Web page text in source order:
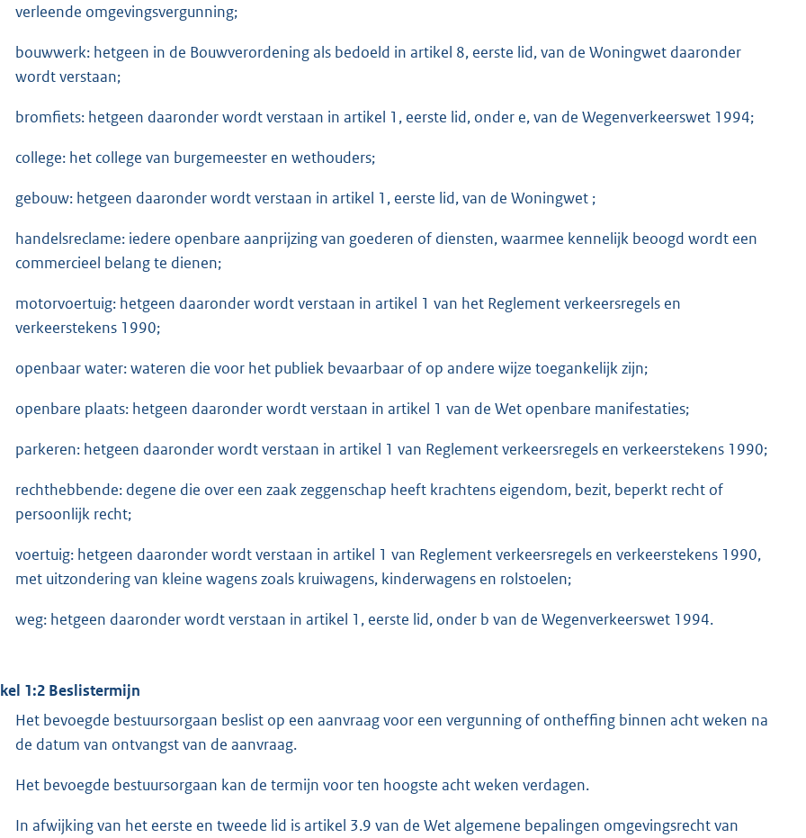
verleende omgevingsvergunning;
bouwwerk: hetgeen in de Bouwverordening als bedoeld in artikel 8, eerste lid, van de Woningwet daaronder
wordt verstaan;
bromfiets: hetgeen daaronder wordt verstaan in artikel 1, eerste lid, onder e, van de Wegenverkeerswet 1994;
college: het college van burgemeester en wethouders;
gebouw: hetgeen daaronder wordt verstaan in artikel 1, eerste lid, van de Woningwet ;
handelsreclame: iedere openbare aanprijzing van goederen of diensten, waarmee kennelijk beoogd wordt een
commercieel belang te dienen;
motorvoertuig: hetgeen daaronder wordt verstaan in artikel 1 van het Reglement verkeersregels en
verkeerstekens 1990;
openbaar water: wateren die voor het publiek bevaarbaar of op andere wijze toegankelijk zijn;
openbare plaats: hetgeen daaronder wordt verstaan in artikel 1 van de Wet openbare manifestaties;
parkeren: hetgeen daaronder wordt verstaan in artikel 1 van Reglement verkeersregels en verkeerstekens 1990;
rechthebbende: degene die over een zaak zeggenschap heeft krachtens eigendom, bezit, beperkt recht of
persoonlijk recht;
voertuig: hetgeen daaronder wordt verstaan in artikel 1 van Reglement verkeersregels en verkeerstekens 1990,
met uitzondering van kleine wagens zoals kruiwagens, kinderwagens en rolstoelen;
weg: hetgeen daaronder wordt verstaan in artikel 1, eerste lid, onder b van de Wegenverkeerswet 1994.
1:2 Beslistermijn
Het bevoegde bestuursorgaan beslist op een aanvraag voor een vergunning of ontheffing binnen acht weken na
de datum van ontvangst van de aanvraag.
Het bevoegde bestuursorgaan kan de termijn voor ten hoogste acht weken verdagen.
In afwijking van het eerste en tweede lid is artikel 3.9 van de Wet algemene bepalingen omgevingsrecht van